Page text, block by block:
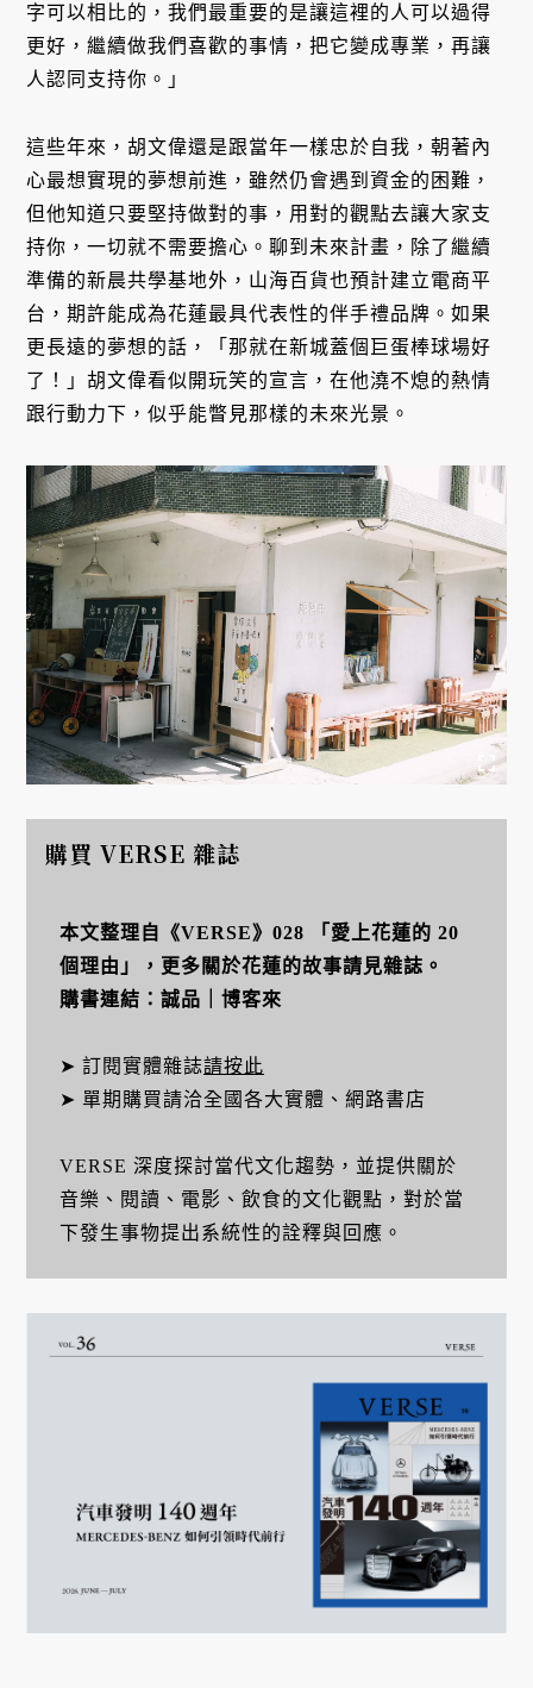
字可以相比的，我們最重要的是讓這裡的人可以過得
更好，繼續做我們喜歡的事情，把它變成專業，再讓
人認同支持你。」
這些年來，胡文偉還是跟當年一樣忠於自我，朝著內
心最想實現的夢想前進，雖然仍會遇到資金的困難，
但他知道只要堅持做對的事，用對的觀點去讓大家支
持你，一切就不需要擔心。聊到未來計畫，除了繼續
準備的新晨共學基地外，山海百貨也預計建立電商平
台，期許能成為花蓮最具代表性的伴手禮品牌。如果
更長遠的夢想的話，「那就在新城蓋個巨蛋棒球場好
了！」胡文偉看似開玩笑的宣言，在他澆不熄的熱情
跟行動力下，似乎能瞥見那樣的未來光景。
購買 VERSE 雜誌
本文整理自《VERSE》028 「愛上花蓮的 20
個理由」，更多關於花蓮的故事請見雜誌。
購書連結： 誠品 博客來
➤ 訂閱實體雜誌請按此
➤ 單期購買請洽全國各大實體、網路書店
VERSE 深度探討當代文化趨勢，並提供關於
音樂、閱讀、電影、飲食的文化觀點，對於當
下發生事物提出系統性的詮釋與回應。